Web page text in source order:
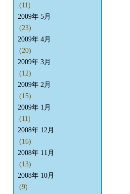
(11)
2009年 5月
(23)
2009年 4月
(20)
2009年 3月
(12)
2009年 2月
(15)
2009年 1月
(11)
2008年 12月
(16)
2008年 11月
(13)
2008年 10月
(9)